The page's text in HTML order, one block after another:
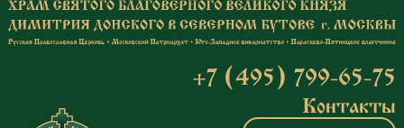
+7 (495) 799-65-75
Контакты